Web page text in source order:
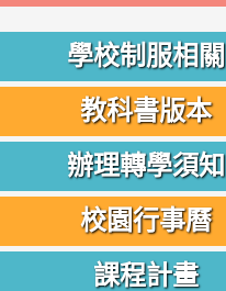
學校制服相關
教科書版本
辦理轉學須知
校園行事曆
課程計畫